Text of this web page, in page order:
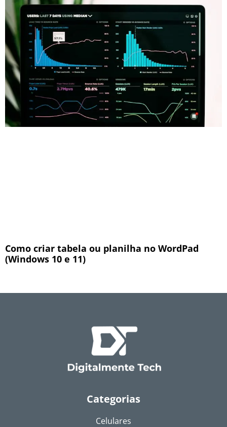
Como criar tabela ou planilha no WordPad
(Windows 10 e 11)
Categorias
Celulares